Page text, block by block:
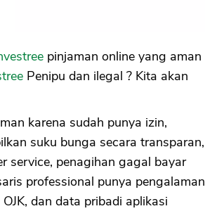
pinjaman online yang aman
Penipu dan ilegal ? Kita akan
karena sudah punya izin,
suku bunga secara transparan,
service, penagihan gagal bayar
professional punya pengalaman
dan data pribadi aplikasi